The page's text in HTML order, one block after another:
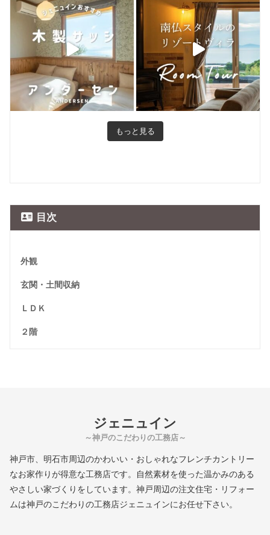
もっと見る
目次
外観
玄関・土間収納
ＬＤＫ
２階
ジェニュイン
～神戸のこだわりの工務店～
神戸市、明石市周辺のかわいい・おしゃれなフレンチカントリー
なお家作りが得意な工務店です。自然素材を使った温かみのある
やさしい家づくりをしています。神戸周辺の注文住宅・リフォー
ムは神戸のこだわりの工務店ジェニュインにお任せ下さい。